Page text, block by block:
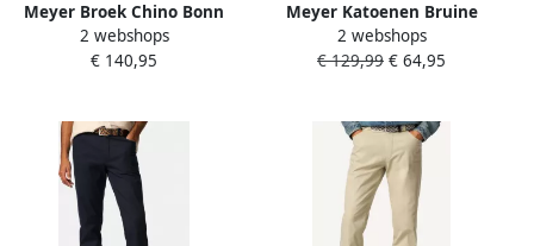
Meyer Broek Chino Bonn
Corduroy Camel
2 webshops
€ 140,95
Meyer Katoenen Bruine
Broek Brown Heren
2 webshops
€ 129,99 € 64,95